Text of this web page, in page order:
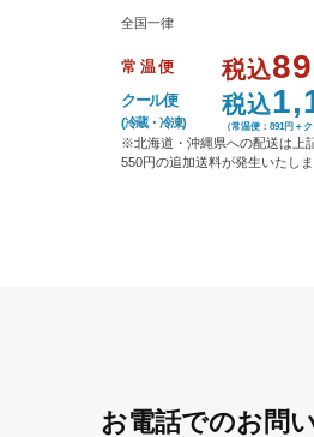
全国一律
常温便 税込
クール便
(冷蔵・冷凍)
税込
（常温便：891円＋
※北海道・沖縄県への配送は上
550円の追加送料が発生いたしま
お電話でのお問